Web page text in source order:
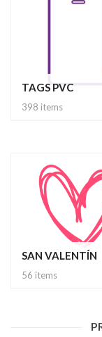
TAGS PVC
398 items
SAN VALENTÍN
56 items